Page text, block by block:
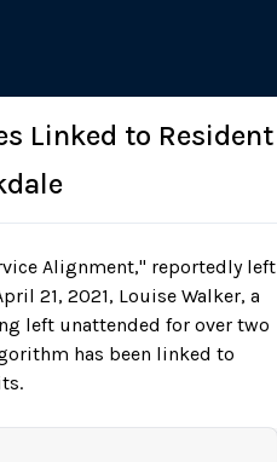
Linked to Resident
Alignment," reportedly left
21, 2021, Louise Walker, a
left unattended for over two
has been linked to